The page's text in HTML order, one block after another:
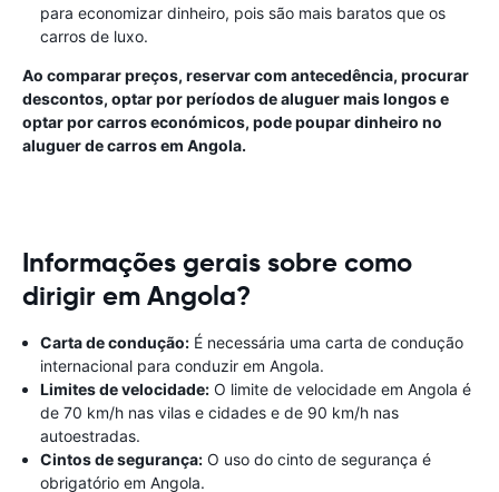
para economizar dinheiro, pois são mais baratos que os
carros de luxo.
Ao comparar preços, reservar com antecedência, procurar
descontos, optar por períodos de aluguer mais longos e
optar por carros económicos, pode poupar dinheiro no
aluguer de carros em Angola.
Informações gerais sobre como
dirigir em Angola?
Carta de condução: É necessária uma carta de condução
internacional para conduzir em Angola.
Limites de velocidade: O limite de velocidade em Angola é
de 70 km/h nas vilas e cidades e de 90 km/h nas
autoestradas.
Cintos de segurança: O uso do cinto de segurança é
obrigatório em Angola.